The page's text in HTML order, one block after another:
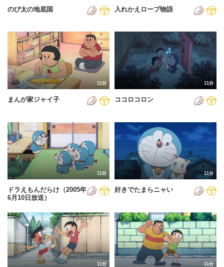
のび太の地底国 入れかえロープ物語
11分
まんが家ジャイ子
11分
ココロコロン
11分
ドラえもんだらけ（2005年
6月10日放送）
11分
好きでたまらニャい
11分 11分